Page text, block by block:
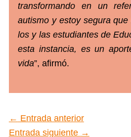
transformando en un
autismo y estoy segura
los y las estudiantes de
esta instancia, es un
vida”, afirmó.
← Entrada anterior
Entrada siguiente →